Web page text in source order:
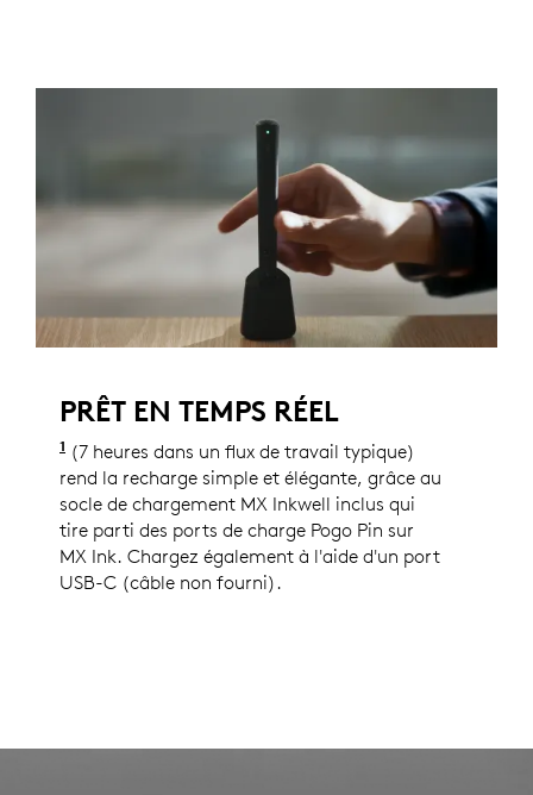
PRÊT EN TEMPS RÉEL
1 La longévité des piles varie considérablement en
(7 heures dans un flux de travail typique)
rend la recharge simple et élégante, grâce au
socle de chargement MX Inkwell inclus qui
tire parti des ports de charge Pogo Pin sur
MX Ink. Chargez également à l'aide d'un port
USB-C (câble non fourni).